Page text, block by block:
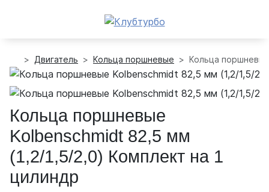
Двигатель Кольца поршневые Кольца
Кольца поршневые
Kolbenschmidt 82,5 мм
(1,2/1,5/2,0) Комплект на 1
цилиндр